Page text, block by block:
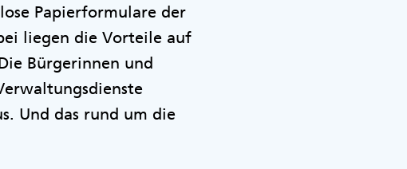
Papierformulare der
liegen die Vorteile auf
Bürgerinnen und
Und das rund um die